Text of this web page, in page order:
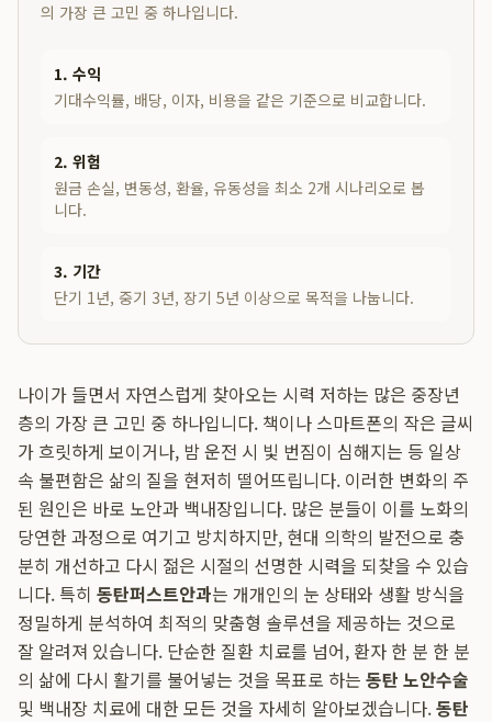
의 가장 큰 고민 중 하나입니다.
1. 수익
기대수익률, 배당, 이자, 비용을 같은 기준으로 비교합니다.
2. 위험
원금 손실, 변동성, 환율, 유동성을 최소 2개 시나리오로 봅
니다.
3. 기간
단기 1년, 중기 3년, 장기 5년 이상으로 목적을 나눕니다.
나이가 들면서 자연스럽게 찾아오는 시력 저하는 많은 중장년
층의 가장 큰 고민 중 하나입니다. 책이나 스마트폰의 작은 글씨
가 흐릿하게 보이거나, 밤 운전 시 빛 번짐이 심해지는 등 일상
속 불편함은 삶의 질을 현저히 떨어뜨립니다. 이러한 변화의 주
된 원인은 바로 노안과 백내장입니다. 많은 분들이 이를 노화의
당연한 과정으로 여기고 방치하지만, 현대 의학의 발전으로 충
분히 개선하고 다시 젊은 시절의 선명한 시력을 되찾을 수 있습
니다. 특히 동탄퍼스트안과는 개개인의 눈 상태와 생활 방식을
정밀하게 분석하여 최적의 맞춤형 솔루션을 제공하는 것으로
잘 알려져 있습니다. 단순한 질환 치료를 넘어, 환자 한 분 한 분
의 삶에 다시 활기를 불어넣는 것을 목표로 하는 동탄 노안수술
및 백내장 치료에 대한 모든 것을 자세히 알아보겠습니다.동탄